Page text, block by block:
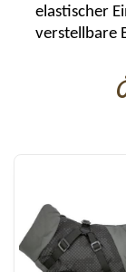
elastischer
verstellbare